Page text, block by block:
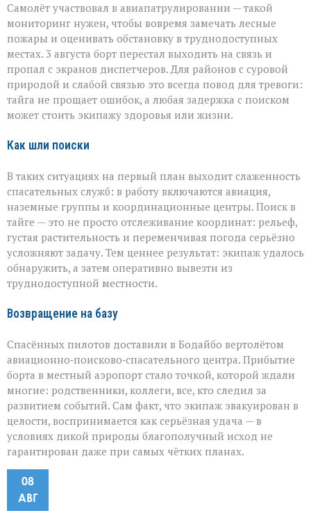
Самолёт участвовал в авиапатрулировании — такой
мониторинг нужен, чтобы вовремя замечать лесные
пожары и оценивать обстановку в труднодоступных
местах. 3 августа борт перестал выходить на связь и
пропал с экранов диспетчеров. Для районов с суровой
природой и слабой связью это всегда повод для тревоги:
тайга не прощает ошибок, а любая задержка с поиском
может стоить экипажу здоровья или жизни.
Как шли поиски
В таких ситуациях на первый план выходит слаженность
спасательных служб: в работу включаются авиация,
наземные группы и координационные центры. Поиск в
тайге — это не просто отслеживание координат: рельеф,
густая растительность и переменчивая погода серьёзно
усложняют задачу. Тем ценнее результат: экипаж удалось
обнаружить, а затем оперативно вывезти из
труднодоступной местности.
Возвращение на базу
Спасённых пилотов доставили в Бодайбо вертолётом
авиационно‑поисково‑спасательного центра. Прибытие
борта в местный аэропорт стало точкой, которой ждали
многие: родственники, коллеги, все, кто следил за
развитием событий. Сам факт, что экипаж эвакуирован в
целости, воспринимается как серьёзная удача — в
условиях дикой природы благополучный исход не
гарантирован даже при самых чётких планах.
08
АВГ